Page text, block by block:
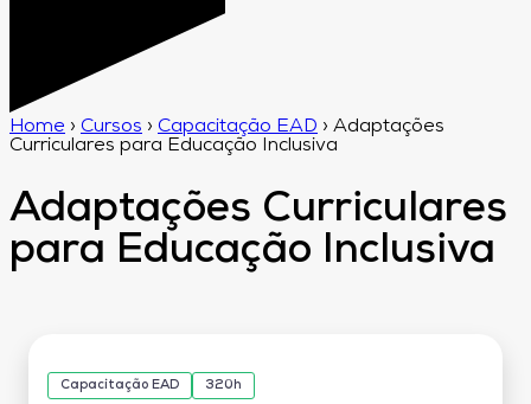
Home › Cursos › Capacitação EAD › Adaptações
Curriculares para Educação Inclusiva
Adaptações Curriculares
para Educação Inclusiva
Capacitação EAD 320h